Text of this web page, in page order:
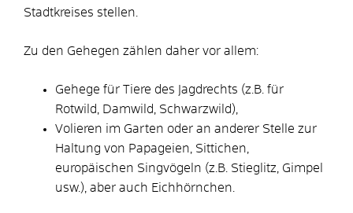
Stadtkreises stellen.
Zu den Gehegen zählen daher vor allem:
Gehege für Tiere des Jagdrechts (z.B. für
Rotwild, Damwild, Schwarzwild),
Volieren im Garten oder an anderer Stelle zur
Haltung von Papageien, Sittichen,
europäischen Singvögeln (z.B. Stieglitz, Gimpel
usw.), aber auch Eichhörnchen.